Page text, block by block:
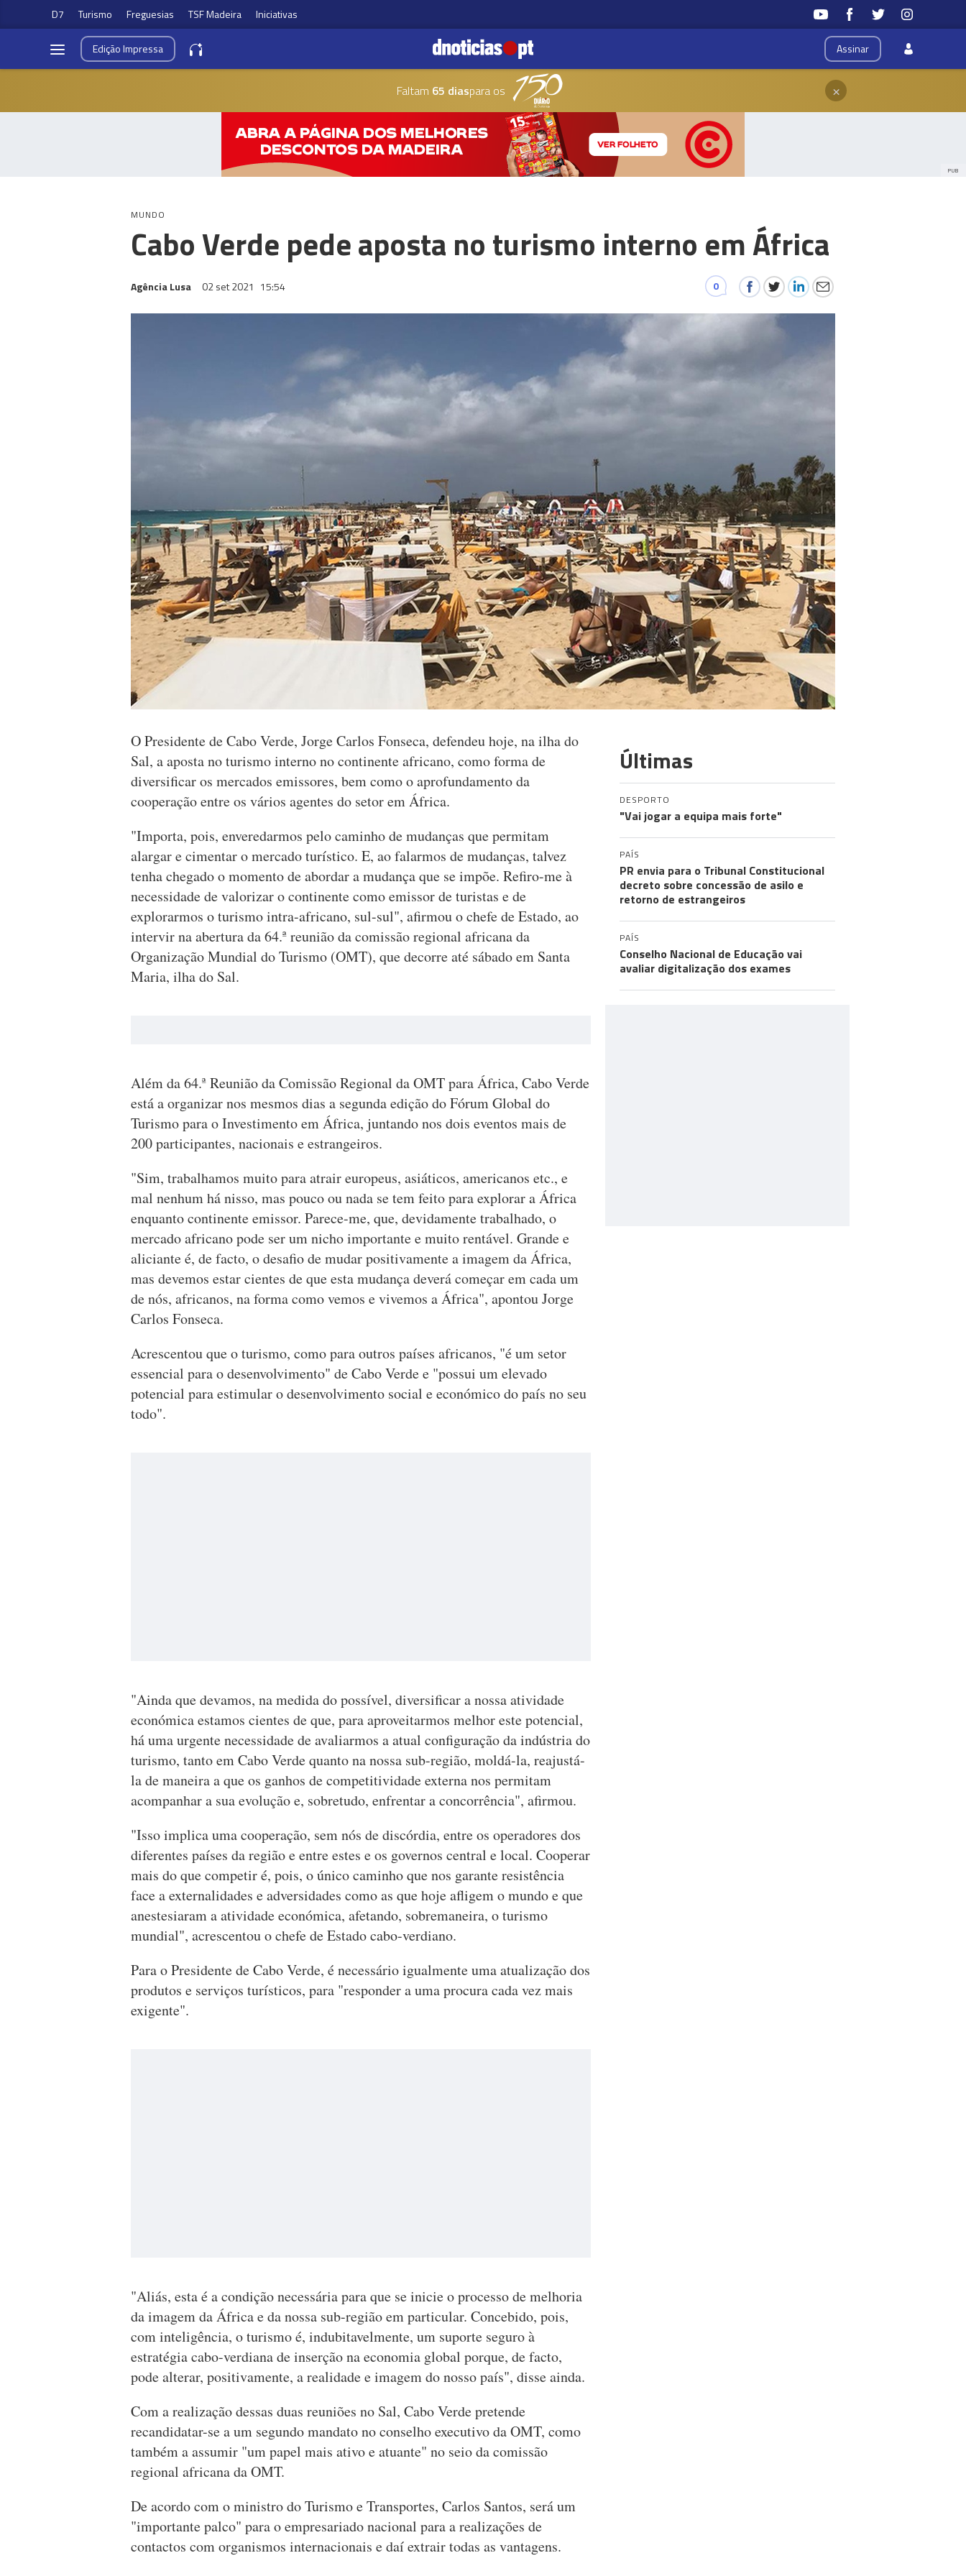
D7 Turismo Freguesias TSF Madeira Iniciativas
Assinar
EdiçãoImpressa
Faltam 65 diaspara os ×
PUB
MUNDO
Cabo Verde pede aposta no turismo interno em África
Agência Lusa 02 set 2021 15:54 0
O Presidente de Cabo Verde, Jorge Carlos Fonseca, defendeu hoje, na ilha do
Sal, a aposta no turismo interno no continente africano, como forma de
diversificar os mercados emissores, bem como o aprofundamento da
cooperação entre os vários agentes do setor em África.
"Importa, pois, enveredarmos pelo caminho de mudanças que permitam
alargar e cimentar o mercado turístico. E, ao falarmos de mudanças, talvez
tenha chegado o momento de abordar a mudança que se impõe. Refiro-me à
necessidade de valorizar o continente como emissor de turistas e de
explorarmos o turismo intra-africano, sul-sul", afirmou o chefe de Estado, ao
intervir na abertura da 64.ª reunião da comissão regional africana da
Organização Mundial do Turismo (OMT), que decorre até sábado em Santa
Maria, ilha do Sal.
Além da 64.ª Reunião da Comissão Regional da OMT para África, Cabo Verde
está a organizar nos mesmos dias a segunda edição do Fórum Global do
Turismo para o Investimento em África, juntando nos dois eventos mais de
200 participantes, nacionais e estrangeiros.
"Sim, trabalhamos muito para atrair europeus, asiáticos, americanos etc., e
mal nenhum há nisso, mas pouco ou nada se tem feito para explorar a África
enquanto continente emissor. Parece-me, que, devidamente trabalhado, o
mercado africano pode ser um nicho importante e muito rentável. Grande e
aliciante é, de facto, o desafio de mudar positivamente a imagem da África,
mas devemos estar cientes de que esta mudança deverá começar em cada um
de nós, africanos, na forma como vemos e vivemos a África", apontou Jorge
Carlos Fonseca.
Acrescentou que o turismo, como para outros países africanos, "é um setor
essencial para o desenvolvimento" de Cabo Verde e "possui um elevado
potencial para estimular o desenvolvimento social e económico do país no seu
todo".
"Ainda que devamos, na medida do possível, diversificar a nossa atividade
económica estamos cientes de que, para aproveitarmos melhor este potencial,
há uma urgente necessidade de avaliarmos a atual configuração da indústria do
turismo, tanto em Cabo Verde quanto na nossa sub-região, moldá-la, reajustá-
la de maneira a que os ganhos de competitividade externa nos permitam
acompanhar a sua evolução e, sobretudo, enfrentar a concorrência", afirmou.
"Isso implica uma cooperação, sem nós de discórdia, entre os operadores dos
diferentes países da região e entre estes e os governos central e local. Cooperar
mais do que competir é, pois, o único caminho que nos garante resistência
face a externalidades e adversidades como as que hoje afligem o mundo e que
anestesiaram a atividade económica, afetando, sobremaneira, o turismo
mundial", acrescentou o chefe de Estado cabo-verdiano.
Para o Presidente de Cabo Verde, é necessário igualmente uma atualização dos
produtos e serviços turísticos, para "responder a uma procura cada vez mais
exigente".
"Aliás, esta é a condição necessária para que se inicie o processo de melhoria
da imagem da África e da nossa sub-região em particular. Concebido, pois,
com inteligência, o turismo é, indubitavelmente, um suporte seguro à
estratégia cabo-verdiana de inserção na economia global porque, de facto,
pode alterar, positivamente, a realidade e imagem do nosso país", disse ainda.
Com a realização dessas duas reuniões no Sal, Cabo Verde pretende
recandidatar-se a um segundo mandato no conselho executivo da OMT, como
também a assumir "um papel mais ativo e atuante" no seio da comissão
regional africana da OMT.
De acordo com o ministro do Turismo e Transportes, Carlos Santos, será um
"importante palco" para o empresariado nacional para a realizações de
contactos com organismos internacionais e daí extrair todas as vantagens.
Últimas
DESPORTO
"Vai jogar a equipa mais forte"
PAÍS
PR envia para o Tribunal Constitucional
decreto sobre concessão de asilo e
retorno de estrangeiros
PAÍS
Conselho Nacional de Educação vai
avaliar digitalização dos exames